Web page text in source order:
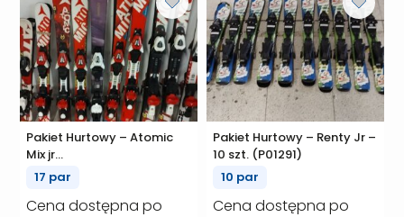
Pakiet Hurtowy – Atomic
Mix jr
Redster/Maven/Race8 – 17
szt. (P01292)
17 par
Cena dostępna po
Pakiet Hurtowy – Renty Jr –
10 szt. (P01291)
10 par
Cena dostępna po